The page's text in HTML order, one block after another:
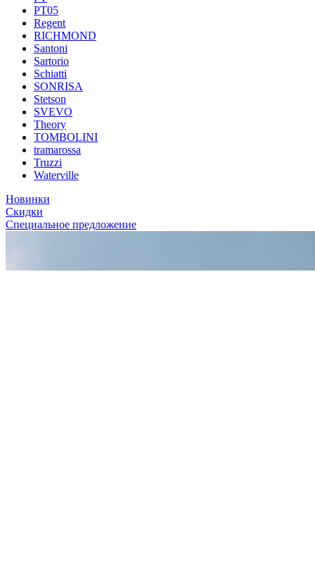
PT05
Regent
RICHMOND
Santoni
Sartorio
Schiatti
SONRISA
Stetson
SVEVO
Theory
TOMBOLINI
tramarossa
Truzzi
Waterville
Новинки
Скидки
Специальное предложение